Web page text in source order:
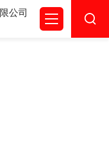
IOS,成人TIKTOK下